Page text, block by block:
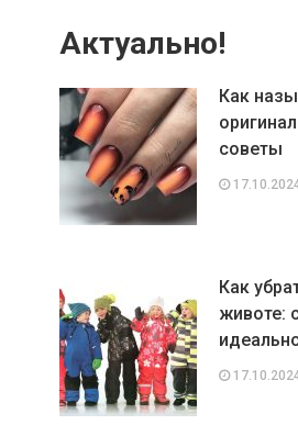
Актуально!
Как
советы
Как
животе: